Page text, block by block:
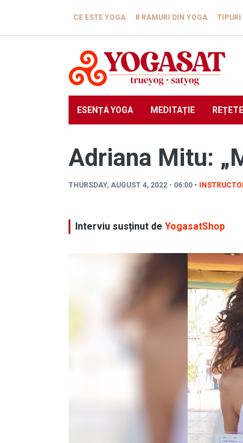
CE ESTE YOGA 8 RAMURI DIN YOGA TIPURI
ESENȚA YOGA MEDITAȚIE REȚETE
THURSDAY, AUGUST 4, 2022 - 06:00 •
Interviu susținut de YogasatShop
Adriana Mitu: